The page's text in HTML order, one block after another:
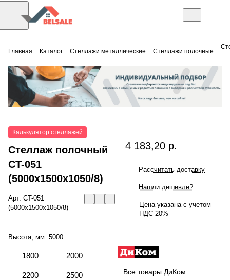
Главная Каталог Стеллажи металлические Стеллажи полочные
Калькулятор стеллажей
Стеллаж полочный
СT-051
(5000x1500x1050/8)
Арт. СT-051
(5000x1500x1050/8)
Высота, мм: 5000
1800 2000
2200 2500
4 183,20 р.
Рассчитать доставку
Нашли дешевле?
Цена указана с учетом
НДС 20%
Все товары ДиКом